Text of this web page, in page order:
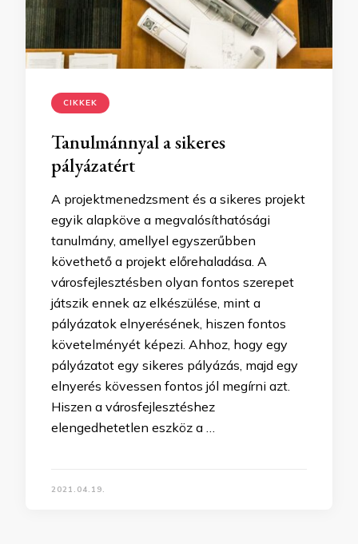
CIKKEK
Tanulmánnyal a sikeres
pályázatért
A projektmenedzsment és a sikeres projekt
egyik alapköve a megvalósíthatósági
tanulmány, amellyel egyszerűbben
követhető a projekt előrehaladása. A
városfejlesztésben olyan fontos szerepet
játszik ennek az elkészülése, mint a
pályázatok elnyerésének, hiszen fontos
követelményét képezi. Ahhoz, hogy egy
pályázatot egy sikeres pályázás, majd egy
elnyerés kövessen fontos jól megírni azt.
Hiszen a városfejlesztéshez
elengedhetetlen eszköz a …
2021.04.19.